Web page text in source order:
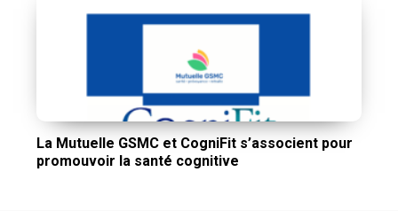
La Mutuelle GSMC et CogniFit s’associent pour
promouvoir la santé cognitive